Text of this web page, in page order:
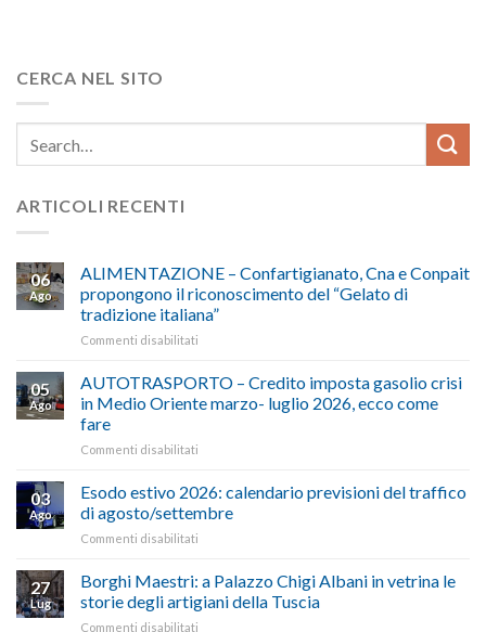
CERCA NEL SITO
ARTICOLI RECENTI
06
Ago
ALIMENTAZIONE – Confartigianato, Cna e Conpait
propongono il riconoscimento del “Gelato di
tradizione italiana”
Commenti disabilitati
–
Confartigianato,
Cna
il
riconoscimento
del
tradizione
italiana”
05
Ago
AUTOTRASPORTO – Credito imposta gasolio crisi
in Medio Oriente marzo- luglio 2026, ecco come
fare
Commenti disabilitati
–
Credito
imposta
in
Medio
Oriente
03
Ago
Esodo estivo 2026: calendario previsioni del traffico
di agosto/settembre
Commenti disabilitati
estivo
2026:
calendario
27
Lug
Borghi Maestri: a Palazzo Chigi Albani in vetrina le
storie degli artigiani della Tuscia
Commenti disabilitati